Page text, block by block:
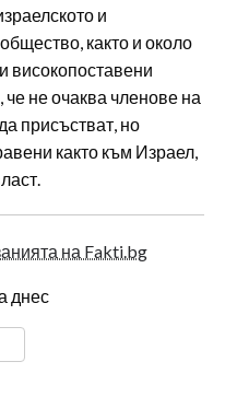
и
както и около
високопоставени
не очаква членове на
присъстват, но
както към Израел,
на Fakti.bg
днес